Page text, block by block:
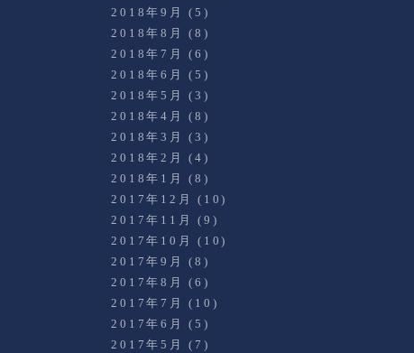
2018年9月
(5)
2018年8月
(8)
2018年7月
(6)
2018年6月
(5)
2018年5月
(3)
2018年4月
(8)
2018年3月
(3)
2018年2月
(4)
2018年1月
(8)
2017年12月
(10)
2017年11月
(9)
2017年10月
(10)
2017年9月
(8)
2017年8月
(6)
2017年7月
(10)
2017年6月
(5)
2017年5月
(7)